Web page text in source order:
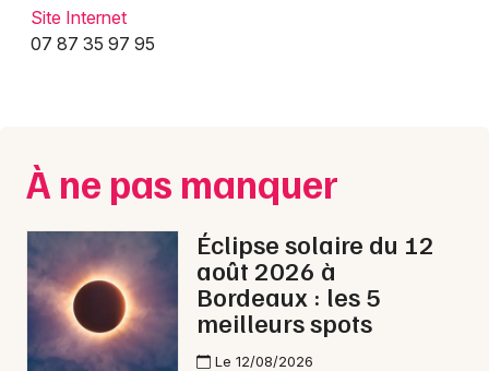
Château en Gironde
Newsletter des sorties
Artistes en tournée
Site Internet
07 87 35 97 95
À ne pas manquer
Éclipse solaire du 12
août 2026 à
Bordeaux : les 5
meilleurs spots
Le 12/08/2026